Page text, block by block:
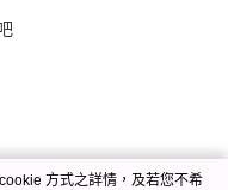
方式之詳情，及若您不希